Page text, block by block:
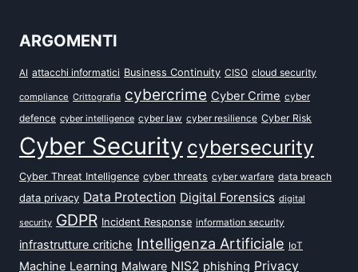
ARGOMENTI
AI attacchi informatici Business Continuity CISO cloud security
compliance Crittografia cybercrime Cyber Crime cyber
defence cyber intelligence cyber law cyber resilience Cyber Risk
Cyber Security cybersecurity
Cyber Threat Intelligence cyber threats cyber warfare data breach
data privacy Data Protection Digital Forensics digital
security GDPR Incident Response information security
infrastrutture critiche Intelligenza Artificiale IoT
Machine Learning Malware NIS2 phishing Privacy